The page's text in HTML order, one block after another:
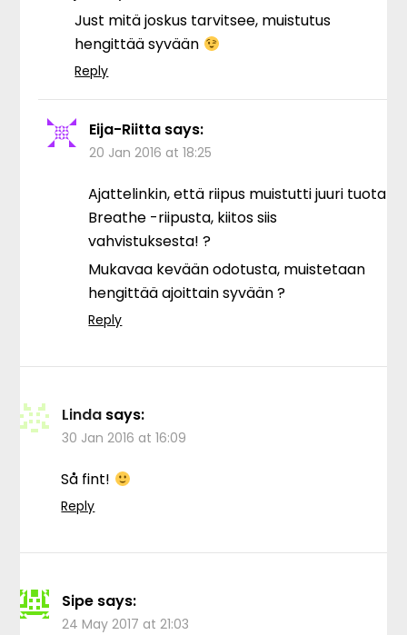
Just mitä joskus tarvitsee, muistutus
hengittää syvään
Reply
Eija-Riitta says:
20 Jan 2016 at 18:25
Ajattelinkin, että riipus muistutti juuri tuota
Breathe -riipusta, kiitos siis
vahvistuksesta! ?
Mukavaa kevään odotusta, muistetaan
hengittää ajoittain syvään ?
Reply
Linda says:
30 Jan 2016 at 16:09
Så fint!
Reply
Sipe says:
24 May 2017 at 21:03